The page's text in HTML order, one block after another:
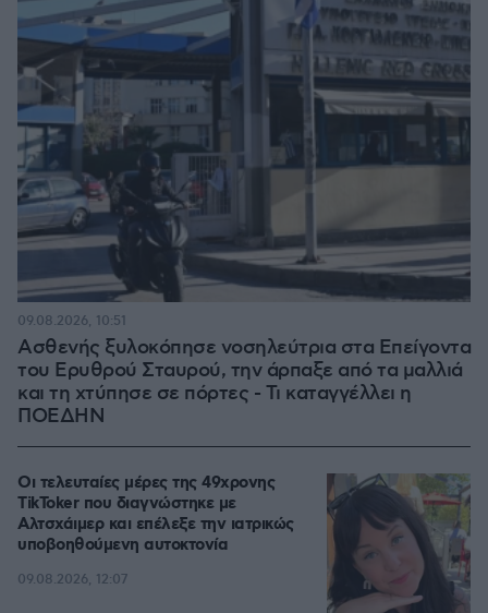
Ασθενής ξυλοκόπησε νοσηλεύτρια στα Επείγοντα
του Ερυθρού Σταυρού, την άρπαξε από τα μαλλιά
και τη χτύπησε σε πόρτες - Τι καταγγέλλει η
ΠΟΕΔΗΝ
09.08.2026, 10:51
Οι τελευταίες μέρες της 49χρονης
TikToker που διαγνώστηκε με
Αλτσχάιμερ και επέλεξε την ιατρικώς
υποβοηθούμενη αυτοκτονία
09.08.2026, 12:07